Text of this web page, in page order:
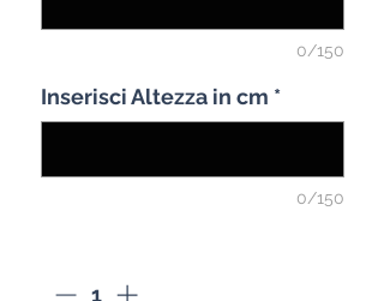
0/150
Inserisci Altezza in cm *
0/150